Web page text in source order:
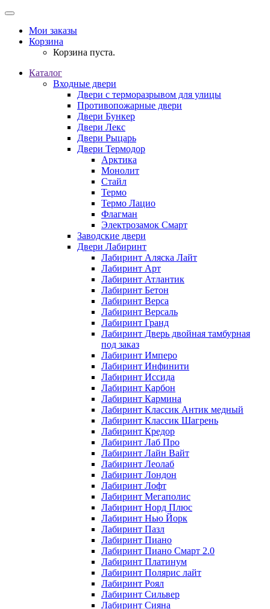
Мои заказы
Корзина
Корзина пуста.
Каталог
Входные двери
Двери с терморазрывом для улицы
Противопожарные двери
Двери Бункер
Двери Лекс
Двери Рыцарь
Двери Термодор
Арктика
Монолит
Стайл
Термо
Термо Лацио
Флагман
Электрозамок Смарт
Заводские двери
Двери Лабиринт
Лабиринт Аляска Лайт
Лабиринт Арт
Лабиринт Атлантик
Лабиринт Бетон
Лабиринт Верса
Лабиринт Версаль
Лабиринт Гранд
Лабиринт Дверь двойная тамбурная
под заказ
Лабиринт Имперо
Лабиринт Инфинити
Лабиринт Иссида
Лабиринт Карбон
Лабиринт Кармина
Лабиринт Классик Антик медный
Лабиринт Классик Шагрень
Лабиринт Кредор
Лабиринт Лаб Про
Лабиринт Лайн Вайт
Лабиринт Леолаб
Лабиринт Лондон
Лабиринт Лофт
Лабиринт Мегаполис
Лабиринт Норд Плюс
Лабиринт Нью Йорк
Лабиринт Пазл
Лабиринт Пиано
Лабиринт Пиано Смарт 2.0
Лабиринт Платинум
Лабиринт Полярис лайт
Лабиринт Роял
Лабиринт Сильвер
Лабиринт Сияна